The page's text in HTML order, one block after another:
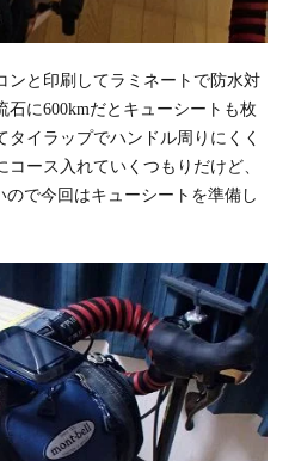
ンと印刷してラミネートで防水対
に600kmだとキューシートも枚
イラップでハンドル周りにくく
ース入れていくつもりだけど、
で今回はキューシートを準備し